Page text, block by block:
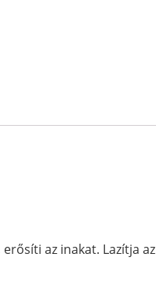
az inakat. Lazítja az